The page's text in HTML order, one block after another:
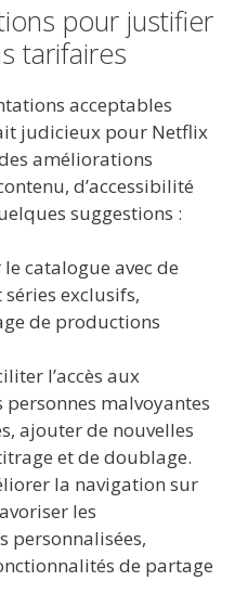
pour justifier
tarifaires
acceptables
judicieux pour Netflix
améliorations
d’accessibilité
suggestions :
catalogue avec de
exclusifs,
de productions
l’accès aux
malvoyantes
ajouter de nouvelles
et de doublage.
la navigation sur
les
personnalisées,
de partage